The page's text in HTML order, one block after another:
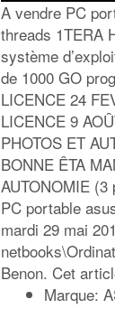
A vendre PC
threads 1TERA
système
de 1000 GO
LICENCE 24
LICENCE 9
PHOTOS ET
BONNE ÊTA
AUTONOMIE (3
PC portable
mardi 29 mai
Benon. Cet
Marque: